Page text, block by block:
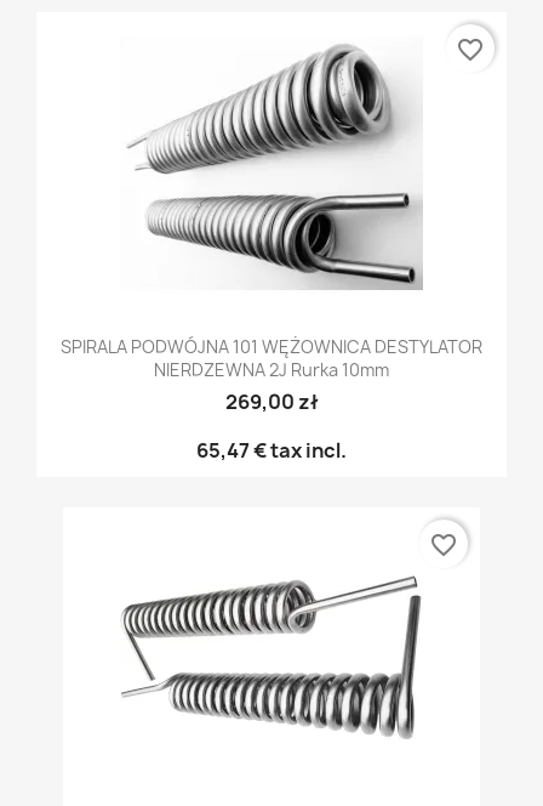
SPIRALA PODWÓJNA 101 WĘŻOWNICA DESTYLATOR
NIERDZEWNA 2J Rurka 10mm
269,00 zł
65,47 €tax incl.
favorite_border
favorite_border